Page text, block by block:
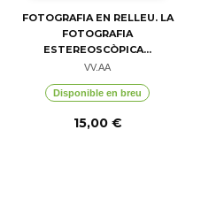
FOTOGRAFIA EN RELLEU. LA
FOTOGRAFIA
ESTEREOSCÒPICA...
VV.AA
Disponible en breu
15,00 €